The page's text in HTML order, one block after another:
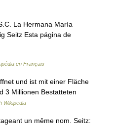
La Hermana María
Seitz Esta página de
en Français
und ist mit einer Fläche
3 Millionen Bestatteten
Wikipedia
un même nom. Seitz: